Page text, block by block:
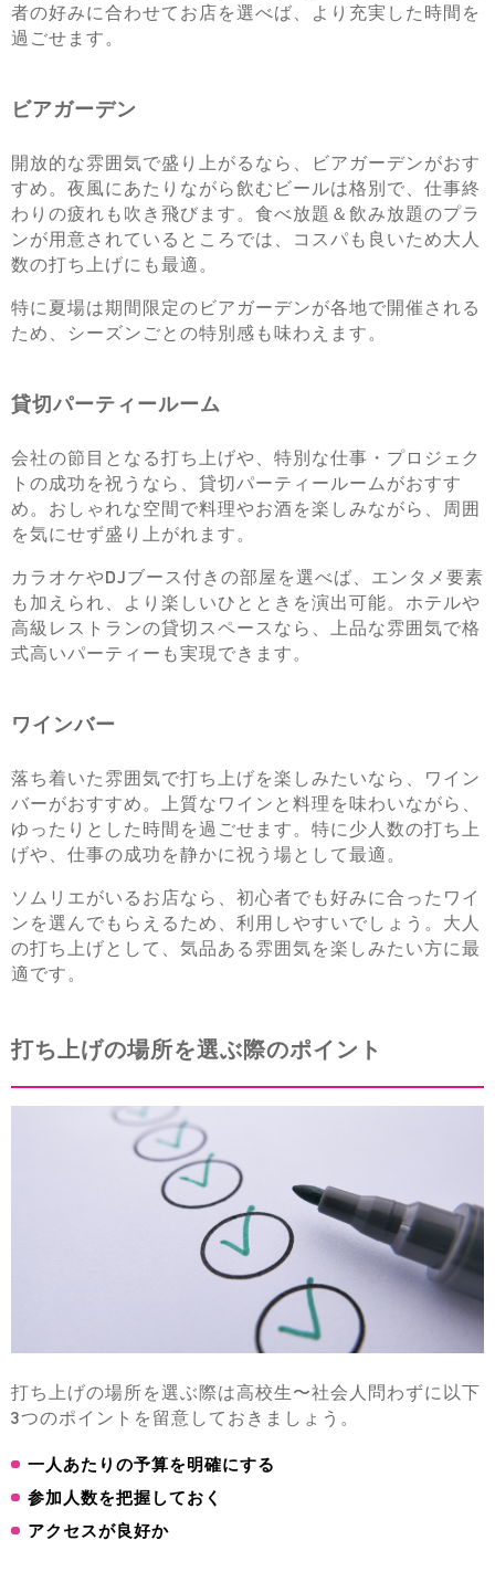
者の好みに合わせてお店を選べば、より充実した時間を
過ごせます。
ビアガーデン
開放的な雰囲気で盛り上がるなら、ビアガーデンがおす
すめ。夜風にあたりながら飲むビールは格別で、仕事終
わりの疲れも吹き飛びます。食べ放題＆飲み放題のプラ
ンが用意されているところでは、コスパも良いため大人
数の打ち上げにも最適。
特に夏場は期間限定のビアガーデンが各地で開催される
ため、シーズンごとの特別感も味わえます。
貸切パーティールーム
会社の節目となる打ち上げや、特別な仕事・プロジェク
トの成功を祝うなら、貸切パーティールームがおすす
め。おしゃれな空間で料理やお酒を楽しみながら、周囲
を気にせず盛り上がれます。
カラオケやDJブース付きの部屋を選べば、エンタメ要素
も加えられ、より楽しいひとときを演出可能。ホテルや
高級レストランの貸切スペースなら、上品な雰囲気で格
式高いパーティーも実現できます。
ワインバー
落ち着いた雰囲気で打ち上げを楽しみたいなら、ワイン
バーがおすすめ。上質なワインと料理を味わいながら、
ゆったりとした時間を過ごせます。特に少人数の打ち上
げや、仕事の成功を静かに祝う場として最適。
ソムリエがいるお店なら、初心者でも好みに合ったワイ
ンを選んでもらえるため、利用しやすいでしょう。大人
の打ち上げとして、気品ある雰囲気を楽しみたい方に最
適です。
打ち上げの場所を選ぶ際のポイント
打ち上げの場所を選ぶ際は高校生〜社会人問わずに以下
3つのポイントを留意しておきましょう。
一人あたりの予算を明確にする
参加人数を把握しておく
アクセスが良好か